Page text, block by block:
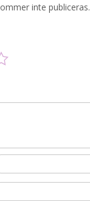
inte publiceras.